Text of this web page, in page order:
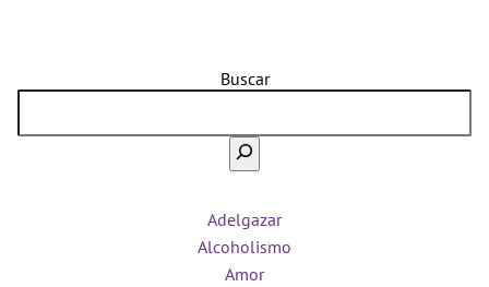
Buscar
Adelgazar
Alcoholismo
Amor